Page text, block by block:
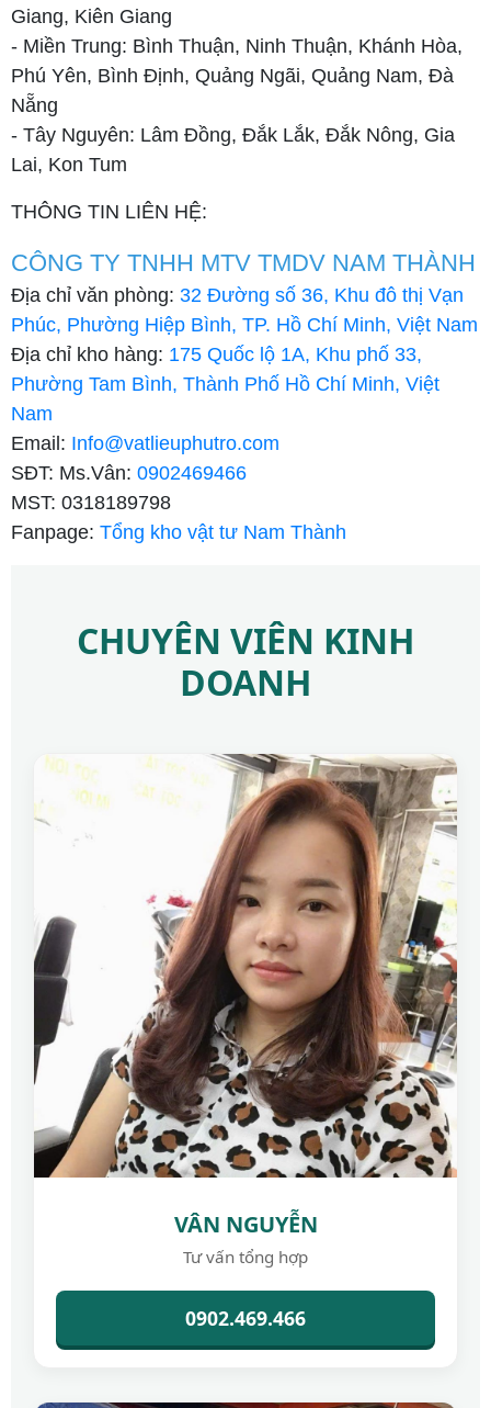
Giang, Kiên Giang
- Miền Trung: Bình Thuận, Ninh Thuận, Khánh Hòa,
Phú Yên, Bình Định, Quảng Ngãi, Quảng Nam, Đà
Nẵng
- Tây Nguyên: Lâm Đồng, Đắk Lắk, Đắk Nông, Gia
Lai, Kon Tum
THÔNG TIN LIÊN HỆ:
CÔNG TY TNHH MTV TMDV NAM THÀNH
Địa chỉ văn phòng: 32 Đường số 36, Khu đô thị Vạn
Phúc, Phường Hiệp Bình, TP. Hồ Chí Minh, Việt Nam
Địa chỉ kho hàng: 175 Quốc lộ 1A, Khu phố 33,
Phường Tam Bình, Thành Phố Hồ Chí Minh, Việt
Nam
Email: Info@vatlieuphutro.com
SĐT: Ms.Vân: 0902469466
MST: 0318189798
Fanpage: Tổng kho vật tư Nam Thành
CHUYÊN VIÊN KINH
DOANH
VÂN NGUYỄN
Tư vấn tổng hợp
0902.469.466